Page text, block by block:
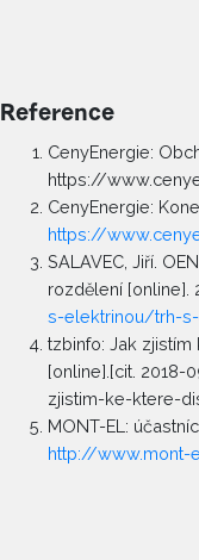
Reference
CenyEnergie:
https://
CenyEnergie:
https://
SALAVEC, Jiří.
rozdělení [online].
s-elektrinou/trh-
tzbinfo: Jak
[online].[cit.
zjistim-ke-ktere-
MONT-EL:
http://www.mont-